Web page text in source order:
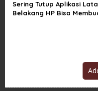
Sering Tutup Aplikasi
Belakang HP Bisa